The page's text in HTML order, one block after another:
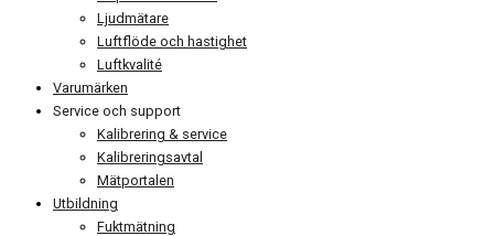
Ljudmätare
Luftflöde och hastighet
Luftkvalité
Varumärken
Service och support
Kalibrering & service
Kalibreringsavtal
Mätportalen
Utbildning
Fuktmätning